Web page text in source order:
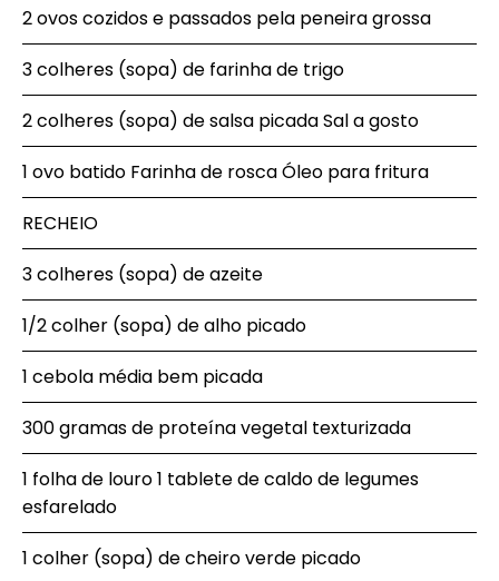
2 ovos cozidos e passados pela peneira grossa
3 colheres (sopa) de farinha de trigo
2 colheres (sopa) de salsa picada Sal a gosto
1 ovo batido Farinha de rosca Óleo para fritura
RECHEIO
3 colheres (sopa) de azeite
1/2 colher (sopa) de alho picado
1 cebola média bem picada
300 gramas de proteína vegetal texturizada
1 folha de louro 1 tablete de caldo de legumes
esfarelado
1 colher (sopa) de cheiro verde picado